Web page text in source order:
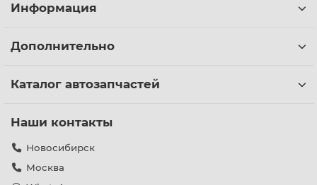
Информация
Дополнительно
Каталог автозапчастей
Наши контакты
Новосибирск
Москва